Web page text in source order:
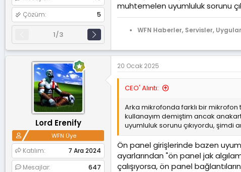
Çözüm
5
1/3
muhtemelen uyumluluk sorunu
WFN Haberler, Servisler,
Lord Erenify
WFN Üye
Katılım
7 Ara 2024
Mesajlar
647
20 Ocak 2025
CEO' Alıntı:
Arka mikrofonda farklı bir mikrofon
kullanayım demiştim ancak
uyumluluk sorunu çıkıyordu, şimdi
Ön panel girişlerinde bazen
ayarlarından "ön panel jak
çalışıyorsa, ön panel